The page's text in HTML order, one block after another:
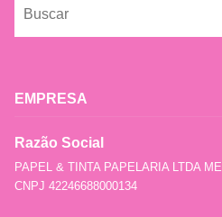
EMPRESA
Razão Social
PAPEL & TINTA PAPELARIA LTDA ME
CNPJ 42246688000134